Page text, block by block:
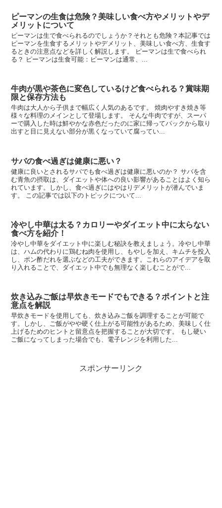
ピーマンの生食は危険？美味しい食べ方やメリットやデ
メリットについて
ピーマンは生で食べられるのでしょうか？それとも危険？本記事では
ピーマンを生食するメリットやデメリット、美味しい食べ方、生食す
るときの注意点などを詳しく解説します。 ピーマンは生で食べられ
る？ ピーマンは生食可能：ピーマンは通常、...
牛肉が黒や茶色に変色しているけど食べられる？賞味期
限と保存方法も
牛肉は大人から子供まで幅広く人気のあるです。 焼肉やすき焼き等
様々な料理のメインとして登場します。 そんな牛肉ですが、スーパ
ーで購入した時は鮮やかな赤色だったのに家に帰ってパックから取り
出すと目に見えない部分が黒くなっていて腐ってい...
サバの食べ過ぎは健康に悪い？
健康に良いとされるサバでも食べ過ぎは健康に悪いのか？ サバを含
む青魚の摂取は、ダイエットや体への良い影響があることはよく知ら
れています。しかし、食べ過ぎにはやはりデメリットが潜んでいま
す。 この記事では以下のトピックについて...
冷やし中華は太る？カロリーやダイエット中に太らない
食べ方を紹介！
冷やし中華をダイエット中に楽しむ秘訣を教えましょう。冷やし中華
は、ハムの代わりに鶏むね肉を使用し、もやしを加え、キムチを投入
し、ポン酢だれを選ぶなどの工夫ができます。これらのアイデアを取
り入れることで、ダイエット中でも無理なく楽しむことがで...
炊き込みご飯は早炊きモードでもできる？ポイントと注
意点を解説
早炊きモードを使用しても、炊き込みご飯を調理することが可能で
す。しかし、ご飯がやや硬く仕上がる可能性があるため、美味しく仕
上げるためのヒントと留意点を把握することが大切です。 もし硬い
ご飯になってしまった場合でも、電子レンジを利用した...
スポンサーリンク